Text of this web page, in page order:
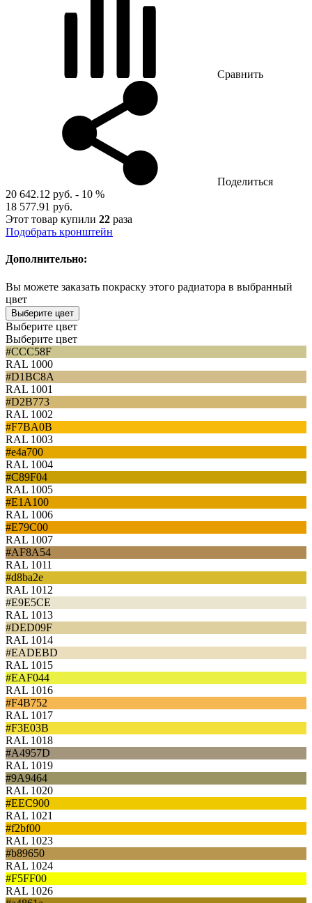
Сравнить
Поделиться
20 642.12 руб. - 10 %
18 577.91 руб.
Этот товар купили 22 раза
Подобрать кронштейн
Дополнительно:
Вы можете заказать покраску этого радиатора в выбранный
цвет
Выберите цвет
Выберите цвет
Выберите цвет
#CCC58F
RAL 1000
#D1BC8A
RAL 1001
#D2B773
RAL 1002
#F7BA0B
RAL 1003
#e4a700
RAL 1004
#C89F04
RAL 1005
#E1A100
RAL 1006
#E79C00
RAL 1007
#AF8A54
RAL 1011
#d8ba2e
RAL 1012
#E9E5CE
RAL 1013
#DED09F
RAL 1014
#EADEBD
RAL 1015
#EAF044
RAL 1016
#F4B752
RAL 1017
#F3E03B
RAL 1018
#A4957D
RAL 1019
#9A9464
RAL 1020
#EEC900
RAL 1021
#f2bf00
RAL 1023
#b89650
RAL 1024
#F5FF00
RAL 1026